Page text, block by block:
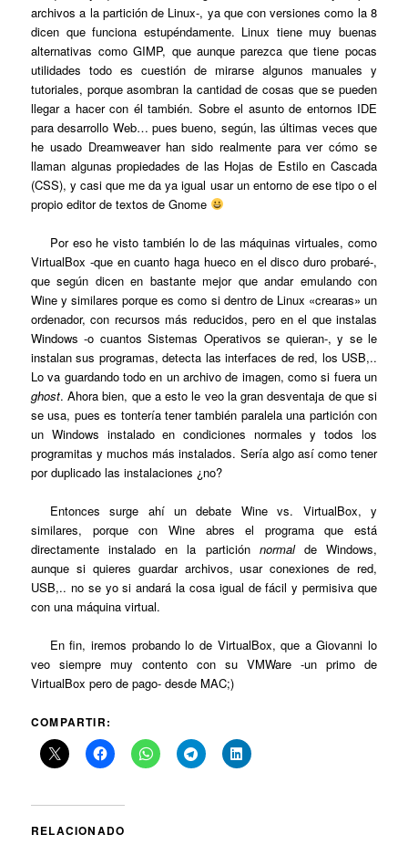
archivos a la partición de Linux-, ya que con versiones como la 8
dicen que funciona estupéndamente. Linux tiene muy buenas
alternativas como GIMP, que aunque parezca que tiene pocas
utilidades todo es cuestión de mirarse algunos manuales y
tutoriales, porque asombran la cantidad de cosas que se pueden
llegar a hacer con él también. Sobre el asunto de entornos IDE
para desarrollo Web… pues bueno, según, las últimas veces que
he usado Dreamweaver han sido realmente para ver cómo se
llaman algunas propiedades de las Hojas de Estilo en Cascada
(CSS), y casi que me da ya igual usar un entorno de ese tipo o el
propio editor de textos de Gnome
Por eso he visto también lo de las máquinas virtuales, como
VirtualBox -que en cuanto haga hueco en el disco duro probaré-,
que según dicen en bastante mejor que andar emulando con
Wine y similares porque es como si dentro de Linux «crearas» un
ordenador, con recursos más reducidos, pero en el que instalas
Windows -o cuantos Sistemas Operativos se quieran-, y se le
instalan sus programas, detecta las interfaces de red, los USB,..
Lo va guardando todo en un archivo de imagen, como si fuera un
ghost. Ahora bien, que a esto le veo la gran desventaja de que si
se usa, pues es tontería tener también paralela una partición con
un Windows instalado en condiciones normales y todos los
programitas y muchos más instalados. Sería algo así como tener
por duplicado las instalaciones ¿no?
Entonces surge ahí un debate Wine vs. VirtualBox, y
similares, porque con Wine abres el programa que está
directamente instalado en la partición normalde Windows,
aunque si quieres guardar archivos, usar conexiones de red,
USB,.. no se yo si andará la cosa igual de fácil y permisiva que
con una máquina virtual.
En fin, iremos probando lo de VirtualBox, que a Giovanni lo
veo siempre muy contento con su VMWare -un primo de
VirtualBox pero de pago- desde MAC;)
COMPARTIR:
RELACIONADO